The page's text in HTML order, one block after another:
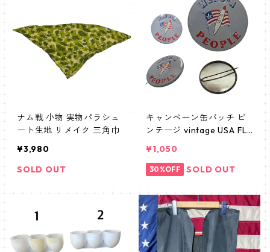
ナム戦 小物 実物パラシュ
ート生地 リメイク 三角巾
¥3,980
SOLD OUT
キャンペーン缶バッチ ビ
ンテージ vintage USA FLA
¥1,050
30%OFF SOLD OUT